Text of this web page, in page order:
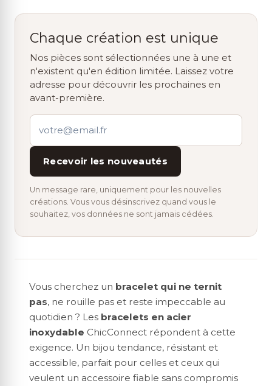
Chaque création est unique
Nos pièces sont sélectionnées une à une et
n'existent qu'en édition limitée. Laissez votre
adresse pour découvrir les prochaines en
avant-première.
Recevoir les nouveautés
Un message rare, uniquement pour les nouvelles
créations. Vous vous désinscrivez quand vous le
souhaitez, vos données ne sont jamais cédées.
Vous cherchez un bracelet qui ne ternit
pas, ne rouille pas et reste impeccable au
quotidien ? Les bracelets en acier
inoxydable ChicConnect répondent à cette
exigence. Un bijou tendance, résistant et
accessible, parfait pour celles et ceux qui
veulent un accessoire fiable sans compromis